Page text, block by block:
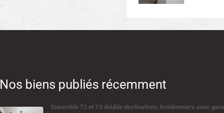
Nos biens publiés récemment
Ensemble T2 et T3 double destinations Amidonniers avec